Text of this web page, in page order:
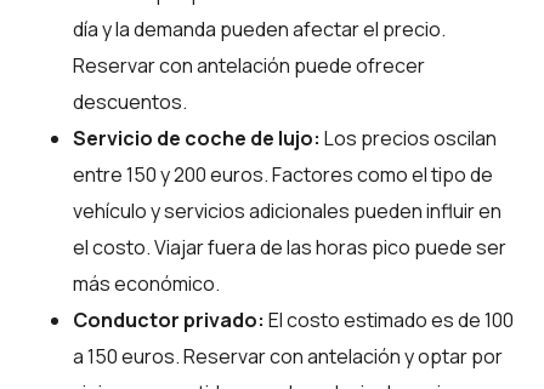
día y la demanda pueden afectar el precio.
Reservar con antelación puede ofrecer
descuentos.
Servicio de coche de lujo: Los precios oscilan
entre 150 y 200 euros. Factores como el tipo de
vehículo y servicios adicionales pueden influir en
el costo. Viajar fuera de las horas pico puede ser
más económico.
Conductor privado: El costo estimado es de 100
a 150 euros. Reservar con antelación y optar por